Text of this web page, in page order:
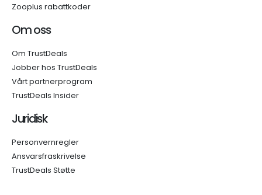
Zooplus rabattkoder
Om oss
Om TrustDeals
Jobber hos TrustDeals
Vårt partnerprogram
TrustDeals Insider
Juridisk
Personvernregler
Ansvarsfraskrivelse
TrustDeals Støtte